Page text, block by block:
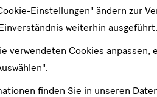
Angebote für
Einstellungen" ändern zur
weiterhin ausgeführt.
verwendeten Cookies
finden Sie in unseren